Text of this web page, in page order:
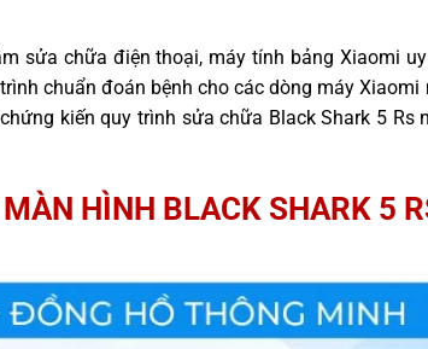
sửa chữa điện thoại, máy tính bảng Xiaomi
chuẩn đoán bệnh cho các dòng máy
kiến quy trình sửa chữa Black Shark 5
HÌNH BLACK SHARK 5